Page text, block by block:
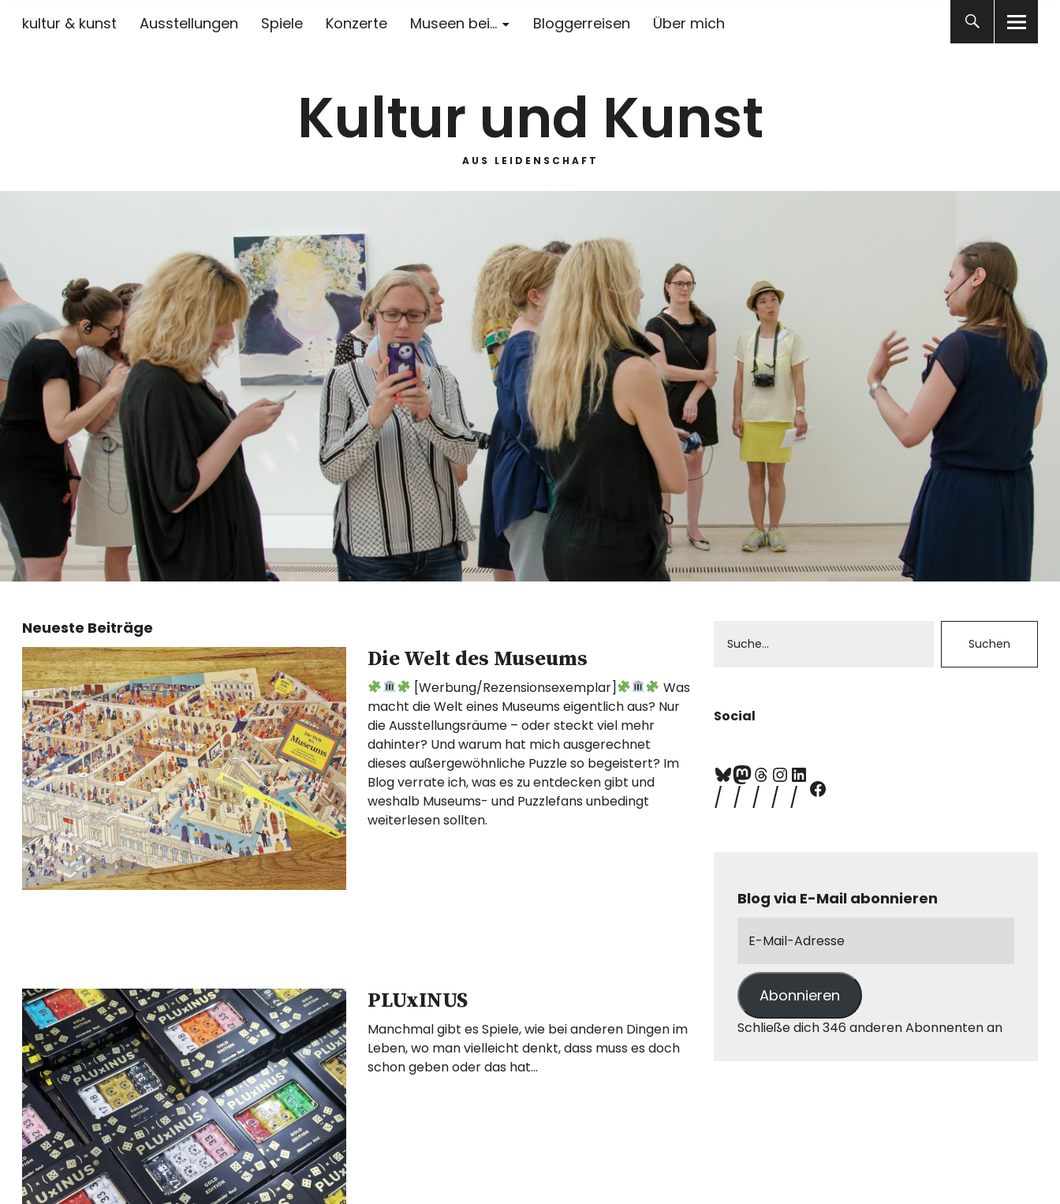
kultur & kunst Ausstellungen Spiele Konzerte Museen bei… Bloggerreisen Über mich
Kultur und Kunst
AUS LEIDENSCHAFT
Neueste Beiträge
Die Welt des Museums
[Werbung/Rezensionsexemplar]
Was
macht die Welt eines Museums eigentlich aus? Nur
die Ausstellungsräume – oder steckt viel mehr
dahinter? Und warum hat mich ausgerechnet
dieses außergewöhnliche Puzzle so begeistert? Im
Blog verrate ich, was es zu entdecken gibt und
weshalb Museums- und Puzzlefans unbedingt
weiterlesen sollten.
PLUxINUS
Manchmal gibt es Spiele, wie bei anderen Dingen im
Leben, wo man vielleicht denkt, dass muss es doch
schon geben oder das hat…
Social
Blog via E-Mail abonnieren
Abonnieren
Schließe dich 346 anderen Abonnenten an